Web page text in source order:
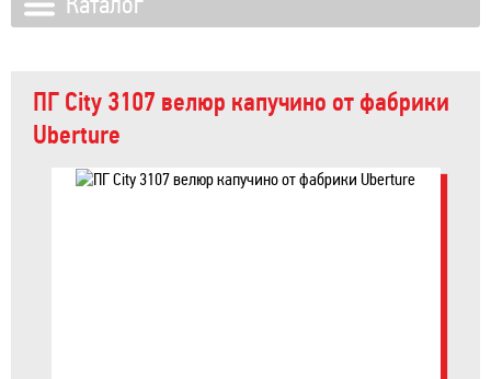
ПГ City 3107 велюр капучино от фабрики
Uberture